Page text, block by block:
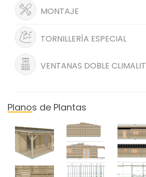
MONTAJE
TORNILLERÍA ESPECIAL
VENTANAS DOBLE CLIMALIT
Planos de Plantas